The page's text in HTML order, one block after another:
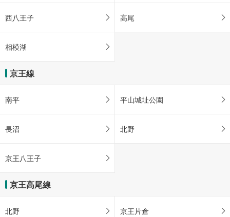
西八王子 高尾
相模湖
京王線
南平 平山城址公園
長沼 北野
京王八王子
京王高尾線
北野 京王片倉